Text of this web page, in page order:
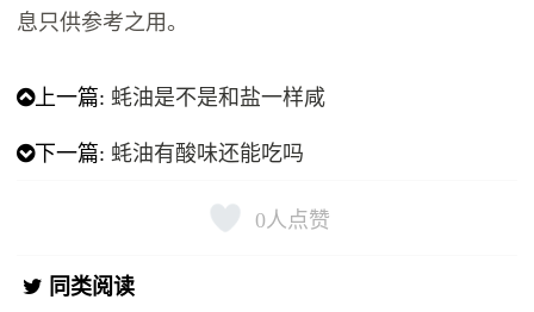
息只供参考之用。
上一篇:蚝油是不是和盐一样咸
下一篇:蚝油有酸味还能吃吗
0人点赞
同类阅读